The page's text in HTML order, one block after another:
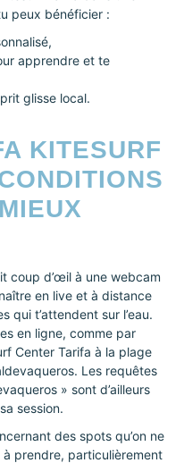
peux bénéficier :
apprendre et te
glisse local.
KITESURF
coup d’œil à une webcam
en live et à distance
qui t’attendent sur l’eau.
en ligne, comme par
Center Tarifa à la plage
Les requêtes
» sont d’ailleurs
session.
des spots qu’on ne
prendre, particulièrement